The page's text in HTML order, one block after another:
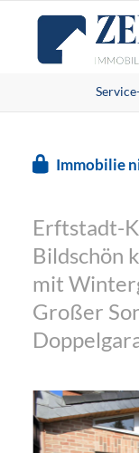
Immobilie
Erftstadt-
Bildschön
mit
Großer